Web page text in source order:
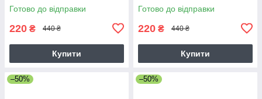
Готово до відправки
220 ₴ 440 ₴
Купити
Готово до відправки
220 ₴ 440 ₴
Купити
–50% –50%